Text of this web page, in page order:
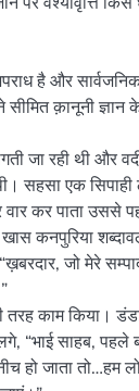
है और
सीमित क़ानूनी
जा रही थी और
सहसा एक सिपाही
कर पाता उससे
कनपुरिया
जो मेरे
काम किया।
“भाई साहब, पहले
हो जाता तो…हम